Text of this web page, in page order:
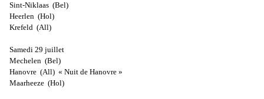
Sint-Niklaas (Bel)
Heerlen (Hol)
Krefeld (All)
Samedi 29 juillet
Mechelen (Bel)
Hanovre (All) « Nuit de Hanovre »
Maarheeze (Hol)